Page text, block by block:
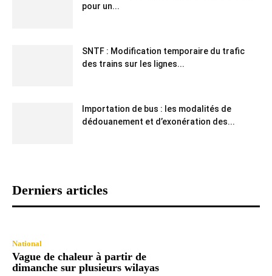
pour un...
SNTF : Modification temporaire du trafic
des trains sur les lignes...
Importation de bus : les modalités de
dédouanement et d’exonération des...
Derniers articles
National
Vague de chaleur à partir de
dimanche sur plusieurs wilayas